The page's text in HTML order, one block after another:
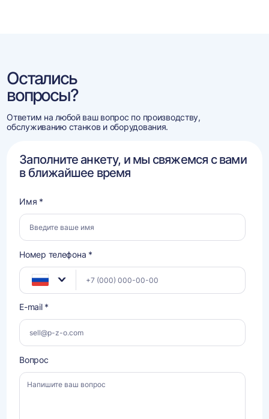
Остались
вопросы?
Ответим на любой ваш вопрос по производству,
обслуживанию станков и оборудования.
Заполните анкету, и мы свяжемся с вами
в ближайшее время
Имя *
Номер телефона *
E-mail *
Вопрос